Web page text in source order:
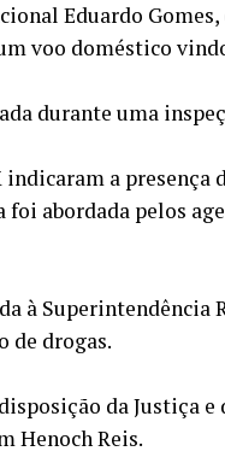
Eduardo
voo doméstico
durante uma
a
foi abordada pelos
à Superintendência
de drogas.
da Justiça
Henoch Reis.